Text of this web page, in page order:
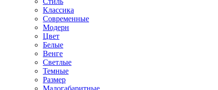
Классика
Современные
Модерн
Цвет
Белые
Венге
Светлые
Темные
Размер
Малогабаритные